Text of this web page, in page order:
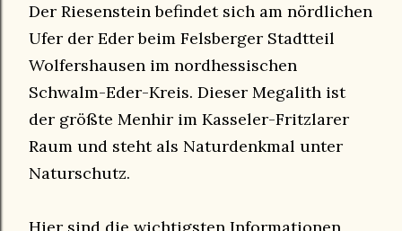
Der Riesenstein befindet sich am nördlichen
Ufer der Eder beim Felsberger Stadtteil
Wolfershausen im nordhessischen
Schwalm-Eder-Kreis. Dieser Megalith ist
der größte Menhir im Kasseler-Fritzlarer
Raum und steht als Naturdenkmal unter
Naturschutz.